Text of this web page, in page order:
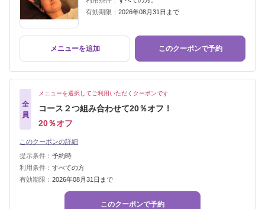
有効期限： 2026年08月31日まで
メニューを追加 このクーポンで予約
全
員
メニューを選択してご利用いただくクーポンです
コース２つ組み合わせて20％オフ！
20％オフ
このクーポンの詳細
提示条件： 予約時
利用条件： すべての方
有効期限： 2026年08月31日まで
このクーポンで予約